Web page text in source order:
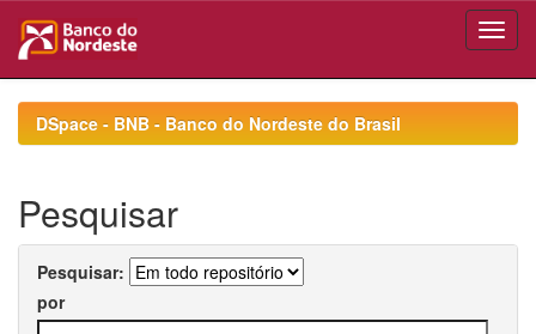
navigationDSpace - BNB - Banco do Nordeste do Brasil
Pesquisar
Pesquisar:
por